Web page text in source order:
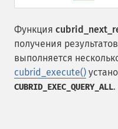
Функция
получения
выполняется
cubrid_execute()
CUBRID_EXEC_QUERY_ALL.